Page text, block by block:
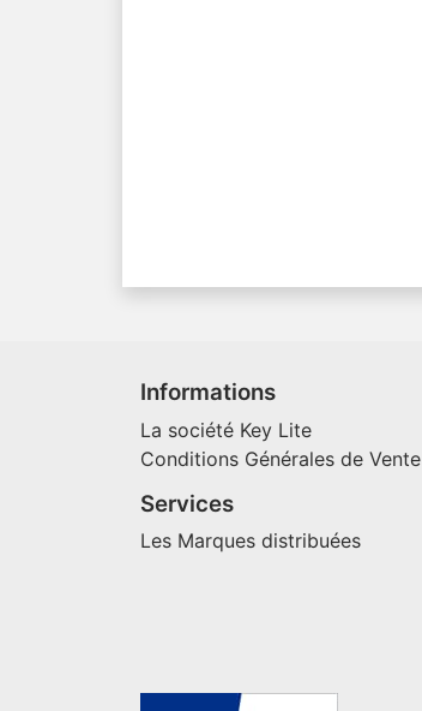
Informations
La société Key Lite
Conditions Générales de Vente
Services
Les Marques distribuées